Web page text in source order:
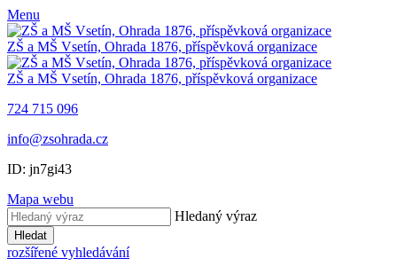
Menu
ZŠ a MŠ Vsetín, Ohrada 1876, příspěvková organizace
ZŠ a MŠ Vsetín, Ohrada 1876, příspěvková organizace
724 715 096
info@zsohrada.cz
ID: jn7gi43
Mapa webu
Hledaný výraz
Hledat
rozšířené vyhledávání